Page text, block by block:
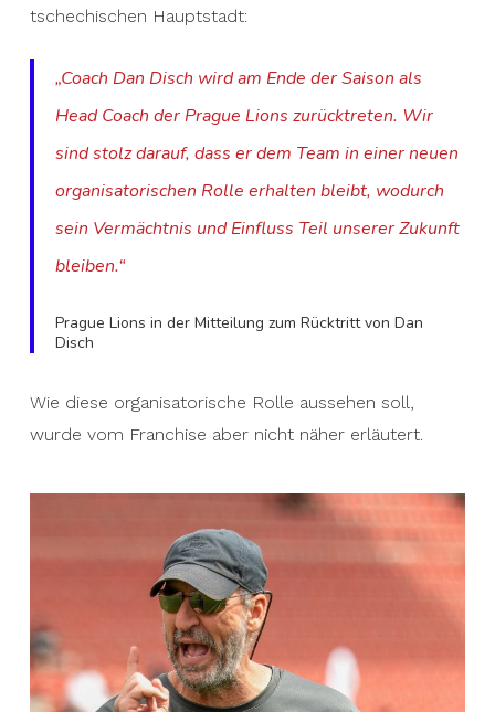
tschechischen Hauptstadt:
„Coach Dan Disch wird am Ende der Saison als
Head Coach der Prague Lions zurücktreten. Wir
sind stolz darauf, dass er dem Team in einer neuen
organisatorischen Rolle erhalten bleibt, wodurch
sein Vermächtnis und Einfluss Teil unserer Zukunft
bleiben.“
Prague Lions in der Mitteilung zum Rücktritt von Dan
Disch
Wie diese organisatorische Rolle aussehen soll,
wurde vom Franchise aber nicht näher erläutert.